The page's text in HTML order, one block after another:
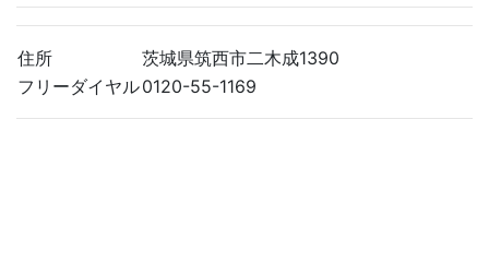
住所
茨城県筑西市二木成1390
フリーダイヤル0120-55-1169